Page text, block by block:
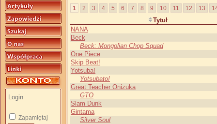
Zapamiętaj
1 2 3 4 5 6 7 8 9 10 11 12 13
Tytuł
NANA
Beck
Beck: Mongolian Chop Squad
One Piece
Skip Beat!
Yotsuba!
Yotsubato!
Great Teacher Onizuka
GTO
Slam Dunk
Gintama
Silver Soul